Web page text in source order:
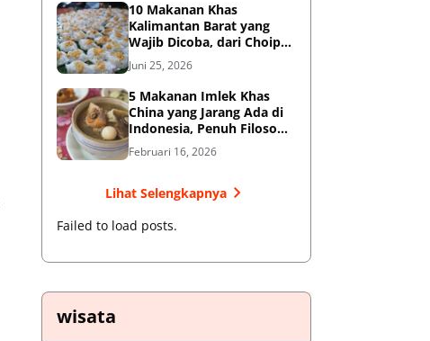
10 Makanan Khas
Kalimantan Barat yang
Wajib Dicoba, dari Choipan
hingga Sotong Pangkong
Juni 25, 2026
5 Makanan Imlek Khas
China yang Jarang Ada di
Indonesia, Penuh Filosofi
Keberuntungan
Februari 16, 2026
Lihat Selengkapnya
Failed to load posts.
wisata